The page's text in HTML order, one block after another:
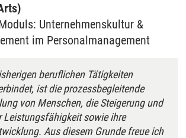
Unternehmenskultur &
im Personalmanagement
beruflichen Tätigkeiten
ist die prozessbegleitende
von Menschen, die Steigerung und
Leistungsfähigkeit sowie ihre
Aus diesem Grunde freue ich